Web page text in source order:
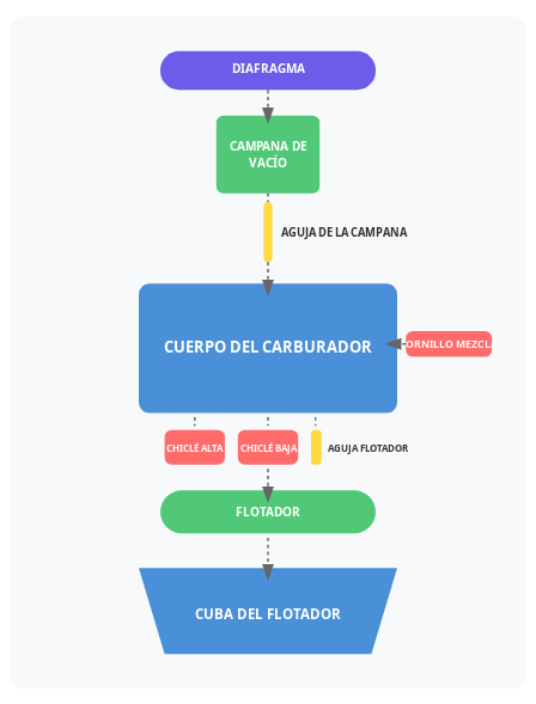
DIAFRAGMA
CAMPANA DE
VACÍO
AGUJA DE LA CAMPANA
CUERPO DEL CARBURADOR TORNILLO MEZCLA
CHICLÉ ALTA CHICLÉ BAJA AGUJA FLOTADOR
FLOTADOR
CUBA DEL FLOTADOR